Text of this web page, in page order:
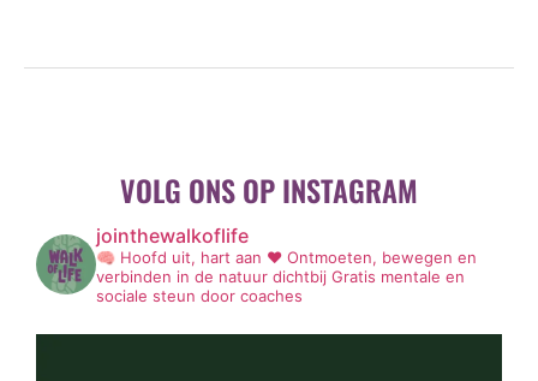
VOLG ONS OP INSTAGRAM
jointhewalkoflife
🧠 Hoofd uit, hart aan ❤️ Ontmoeten, bewegen en
verbinden in de natuur dichtbij Gratis mentale en
sociale steun door coaches